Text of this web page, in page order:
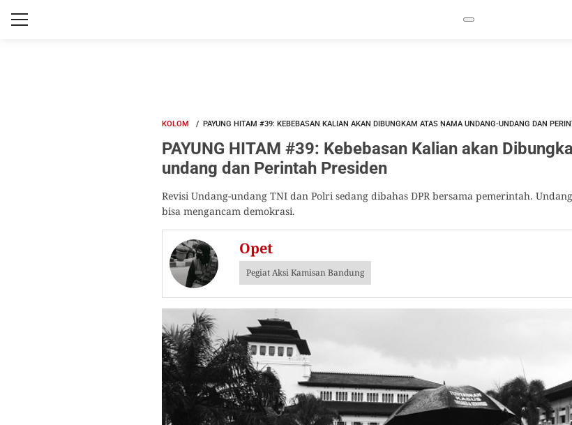
KOLOM PAYUNG HITAM #39: KEBEBASAN KALIAN AKAN DIBUNGKAM ATAS NAMA UNDANG-UNDANG DAN
PAYUNG HITAM #39: Kebebasan Kalian akan
undang dan Perintah Presiden
Revisi Undang-undang TNI dan Polri sedang dibahas DPR bersama pemerintah.
bisa mengancam demokrasi.
Opet
Pegiat Aksi Kamisan Bandung